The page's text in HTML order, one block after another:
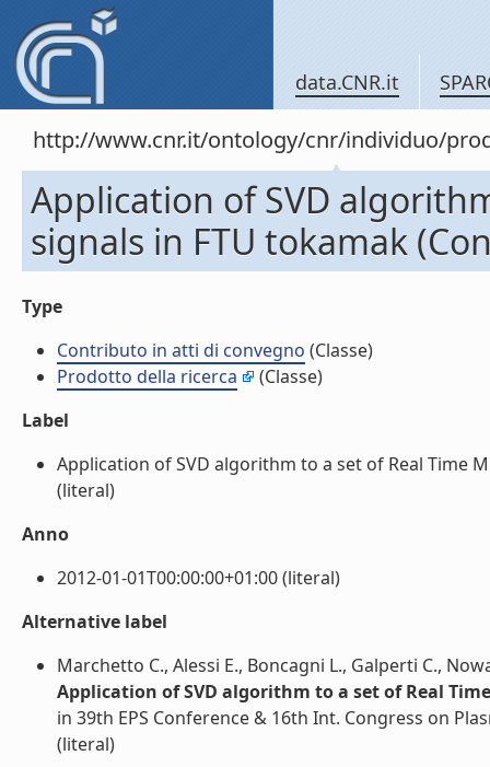
data.CNR.it
http://www.cnr.it/ontology/cnr/individuo/
Application of SVD
signals in FTU tokamak
Type
Contributo in atti di convegno (Classe)
Prodotto della ricerca
(Classe)
Label
Application of SVD algorithm to a set of Real Time
(literal)
Anno
2012-01-01T00:00:00+01:00 (literal)
Alternative label
Marchetto C., Alessi E., Boncagni L., Galperti C.,
Application of SVD algorithm to a set of Real
in 39th EPS Conference & 16th Int. Congress on
(literal)